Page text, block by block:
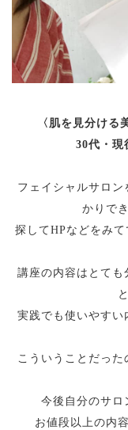
〈肌を見分ける
30代・現
フェイシャルサロ
かりで
探してHPなどをみ
講座の内容はとても
実践でも使いやす
こういうことだっ
今後自分のサロ
お値段以上の内